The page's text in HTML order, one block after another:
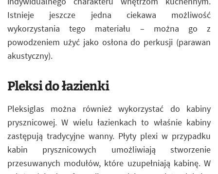
Istnieje jeszcze jedna ciekawa możliwość
wykorzystania tego materiału – można go z
powodzeniem użyć jako osłona do perkusji (parawan
akustyczny).
Pleksi do łazienki
Pleksiglas można również wykorzystać do kabiny
prysznicowej. W wielu łazienkach to właśnie kabiny
zastępują tradycyjne wanny. Płyty plexi w przypadku
kabin prysznicowych umożliwiają stworzenie
przesuwanych modułów, które uzupełniają kabinę. W